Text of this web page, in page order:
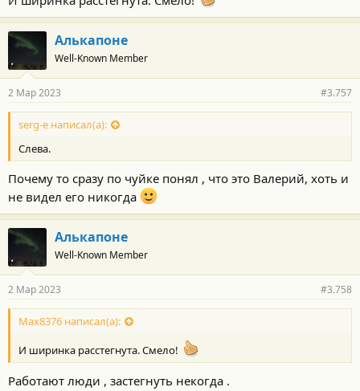
Алькапоне
Well-Known Member
2 Мар 2023 #3.757
serg-e написал(а):
Слева.
Почему то сразу по чуйке понял , что это Валерий, хоть и
не видел его никогда
Алькапоне
Well-Known Member
2 Мар 2023 #3.758
Max8376 написал(а):
И ширинка расстегнута. Смело!
Работают люди , застегнуть некогда .